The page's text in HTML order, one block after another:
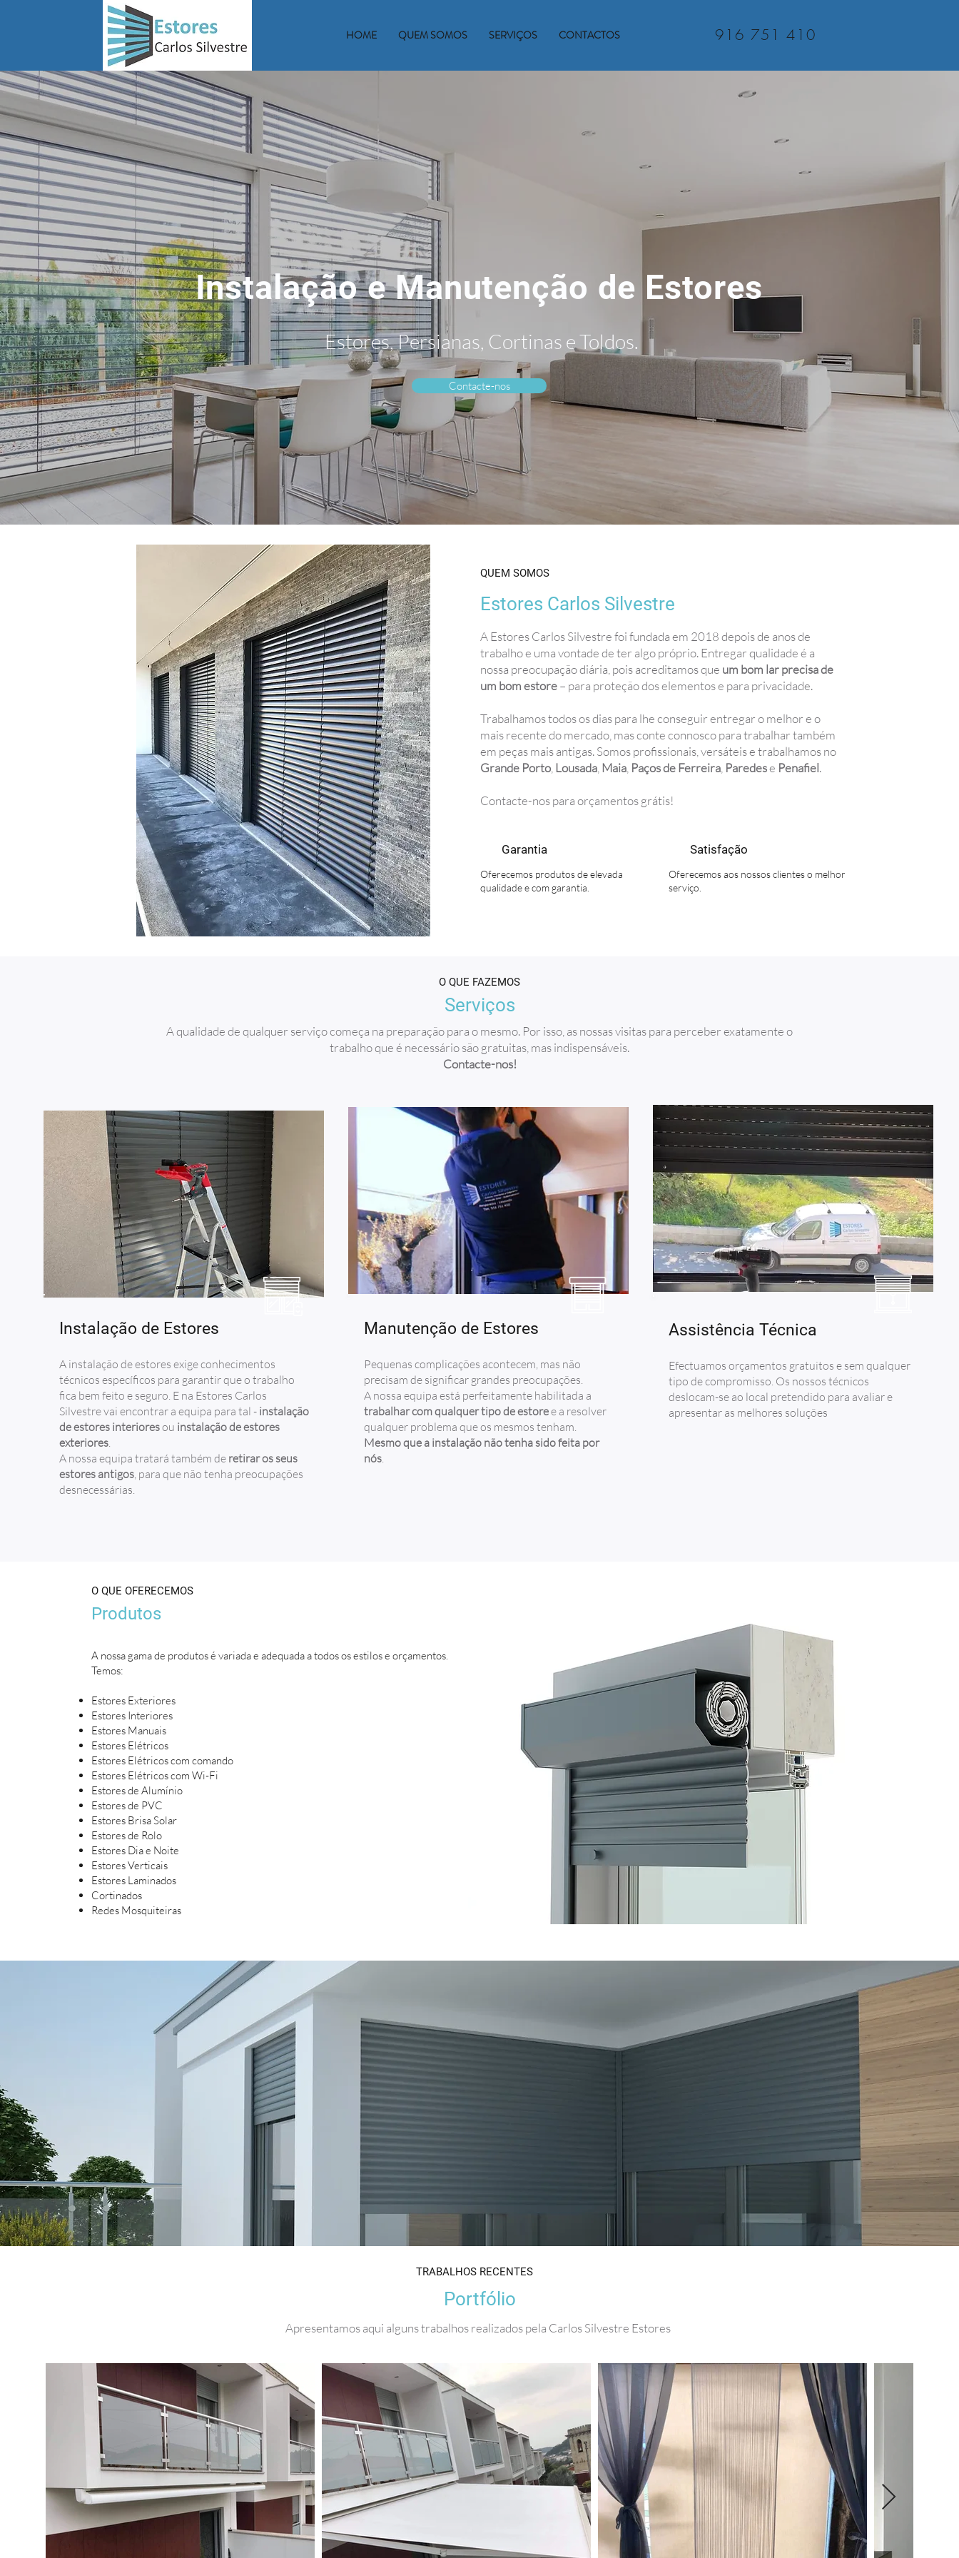
HOME QUEM SOMOS SERVIÇOS CONTACTOS 916 751 410
Instalação e Manutenção de Estores
Estores, Persianas, Cortinas e Toldos.
Contacte-nos
QUEM SOMOS
Estores Carlos Silvestre
A Estores Carlos Silvestre foi fundada em 2018 depois de anos de
trabalho e uma vontade de ter algo próprio. Entregar qualidade é a
nossa preocupação diária, pois acreditamos que um bom lar precisa de
um bom estore– para proteção dos elementos e para privacidade.
Trabalhamos todos os dias para lhe conseguir entregar o melhor e o
mais recente do mercado, mas conte connosco para trabalhar também
em peças mais antigas. Somos profissionais, versáteis e trabalhamos no
Grande Porto Lousada Maia Paços de Ferreira Paredese Penafiel.
Contacte-nospara orçamentos grátis!
Garantia
Oferecemos produtos de elevada
qualidade e com garantia.
Satisfação
Oferecemos aos nossos clientes o melhor
serviço.
O QUE FAZEMOS
Serviços
A qualidade de qualquer serviço começa na preparação para o mesmo. Por isso, as nossas visitas para perceber exatamente o
trabalho que é necessário são gratuitas, mas indispensáveis.
Contacte-nos!
Instalação de Estores
A instalação de estores exige conhecimentos
técnicos específicos para garantir que o trabalho
fica bem feito e seguro. E na Estores Carlos
Silvestre vai encontrar a equipa para tal - instalação
de estores interioresou instalação de estores
exteriores.
A nossa equipa tratará também de retirar os seus
estores antigos, para que não tenha preocupações
desnecessárias.
Manutenção de Estores
Pequenas complicações acontecem, mas não
precisam de significar grandes preocupações.
A nossa equipa está perfeitamente habilitada a
trabalhar com qualquer tipo de estoree a resolver
qualquer problema que os mesmos tenham.
Mesmo que a instalação não tenha sido feita por
nós.
Assistência Técnica
Efectuamos orçamentos gratuitos e sem qualquer
tipo de compromisso. Os nossos técnicos
deslocam-se ao local pretendido para avaliar e
apresentar as melhores soluções
O QUE OFERECEMOS
Produtos
A nossa gama de produtos é variada e adequada a todos os estilos e orçamentos.
Temos:
Estores Exteriores
Estores Interiores
Estores Manuais
Estores Elétricos
Estores Elétricos com comando
Estores Elétricos com Wi-Fi
Estores de Alumínio
Estores de PVC
Estores Brisa Solar
Estores de Rolo
Estores Dia e Noite
Estores Verticais
Estores Laminados
Cortinados
Redes Mosquiteiras
TRABALHOS RECENTES
Portfólio
Apresentamos aqui alguns trabalhos realizados pela Carlos Silvestre Estores